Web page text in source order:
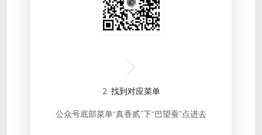
2. 找到对应菜单
公众号底部菜单“真香贰”下“巴望蚕”点进去